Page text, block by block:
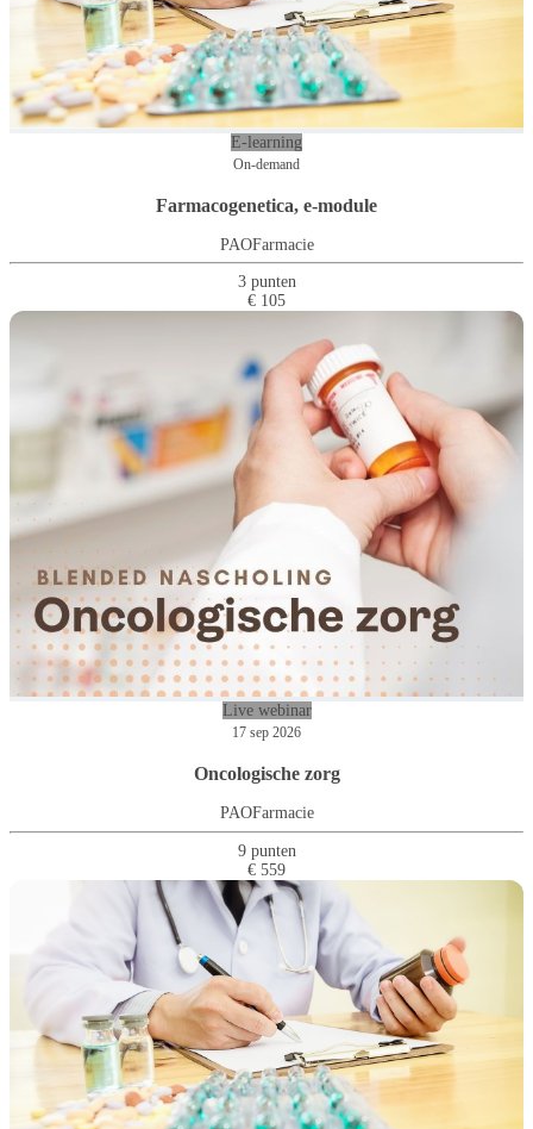
E-learning
On-demand
Farmacogenetica, e-module
PAOFarmacie
3 punten
€ 105
Live webinar
17 sep 2026
Oncologische zorg
PAOFarmacie
9 punten
€ 559